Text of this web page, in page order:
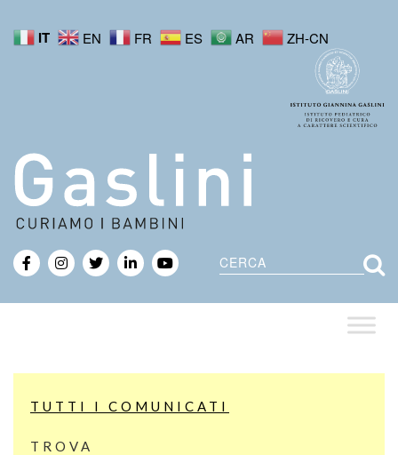
IT EN FR ES AR ZH-CN
Cerca
TUTTI I COMUNICATI
TROVA